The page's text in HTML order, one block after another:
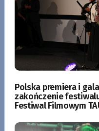
Polska premiera i
zakończenie
Festiwal Filmowym